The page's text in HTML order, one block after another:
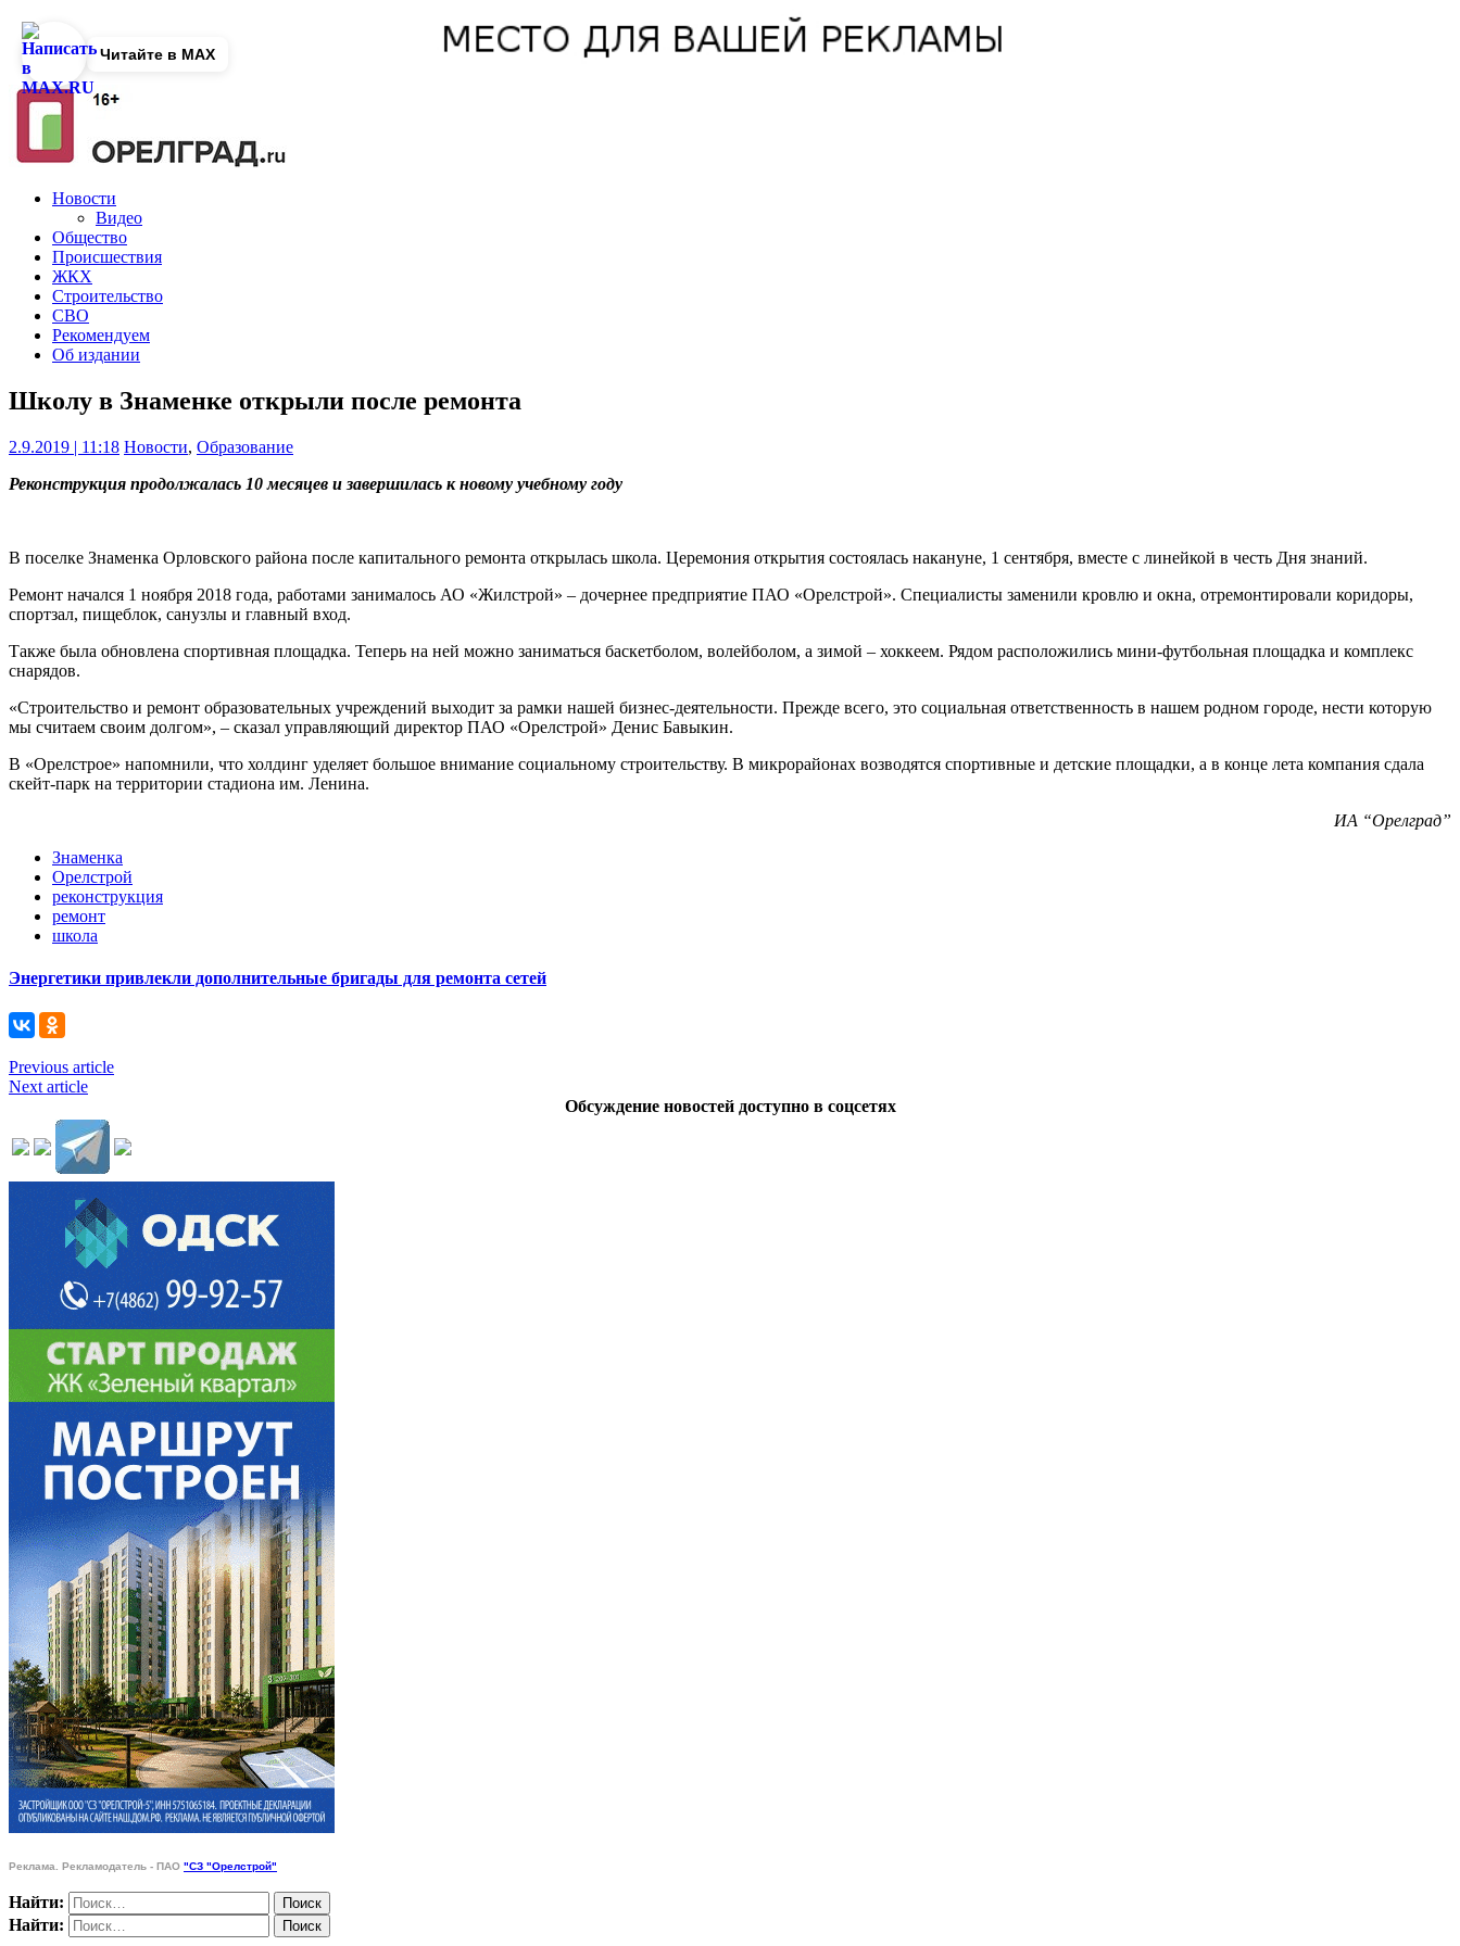
Новости
Видео
Общество
Происшествия
ЖКХ
Строительство
СВО
Рекомендуем
Об издании
Школу в Знаменке открыли после ремонта
2.9.2019 | 11:18 Новости, Образование
Реконструкция продолжалась 10 месяцев и завершилась к новому учебному году
В поселке Знаменка Орловского района после капитального ремонта открылась школа. Церемония открытия состоялась накануне, 1 сентября, вместе с линейкой в честь Дня знаний.
Ремонт начался 1 ноября 2018 года, работами занималось АО «Жилстрой» – дочернее предприятие ПАО «Орелстрой». Специалисты заменили кровлю и окна, отремонтировали коридоры,
спортзал, пищеблок, санузлы и главный вход.
Также была обновлена спортивная площадка. Теперь на ней можно заниматься баскетболом, волейболом, а зимой – хоккеем. Рядом расположились мини-футбольная площадка и комплекс
снарядов.
«Строительство и ремонт образовательных учреждений выходит за рамки нашей бизнес-деятельности. Прежде всего, это социальная ответственность в нашем родном городе, нести которую
мы считаем своим долгом», – сказал управляющий директор ПАО «Орелстрой» Денис Бавыкин.
В «Орелстрое» напомнили, что холдинг уделяет большое внимание социальному строительству. В микрорайонах возводятся спортивные и детские площадки, а в конце лета компания сдала
скейт-парк на территории стадиона им. Ленина.
ИА “Орелград”
Знаменка
Орелстрой
реконструкция
ремонт
школа
Энергетики привлекли дополнительные бригады для ремонта сетей
Previous article
Next article
Обсуждение новостей доступно в соцсетях
Реклама. Рекламодатель - ПАО "СЗ "Орелстрой"
Найти:
Найти:
Читайте в MAX